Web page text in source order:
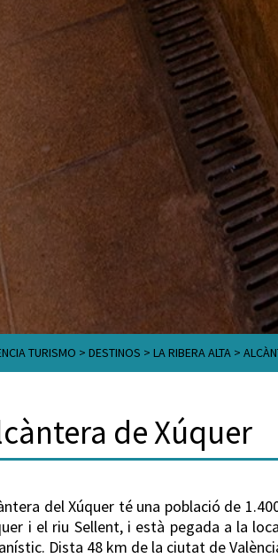
TURISMO >DESTINOS >LA RIBERA ALTA >
de Xúquer
del Xúquer té una població de
i el riu Sellent, i està pegada a la
Dista 48 km de la ciutat de